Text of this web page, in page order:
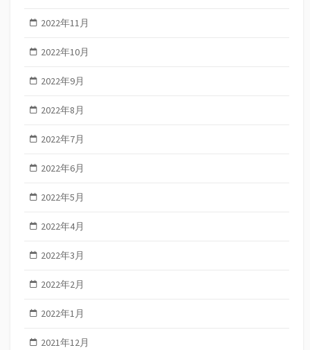
2022年11月
2022年10月
2022年9月
2022年8月
2022年7月
2022年6月
2022年5月
2022年4月
2022年3月
2022年2月
2022年1月
2021年12月